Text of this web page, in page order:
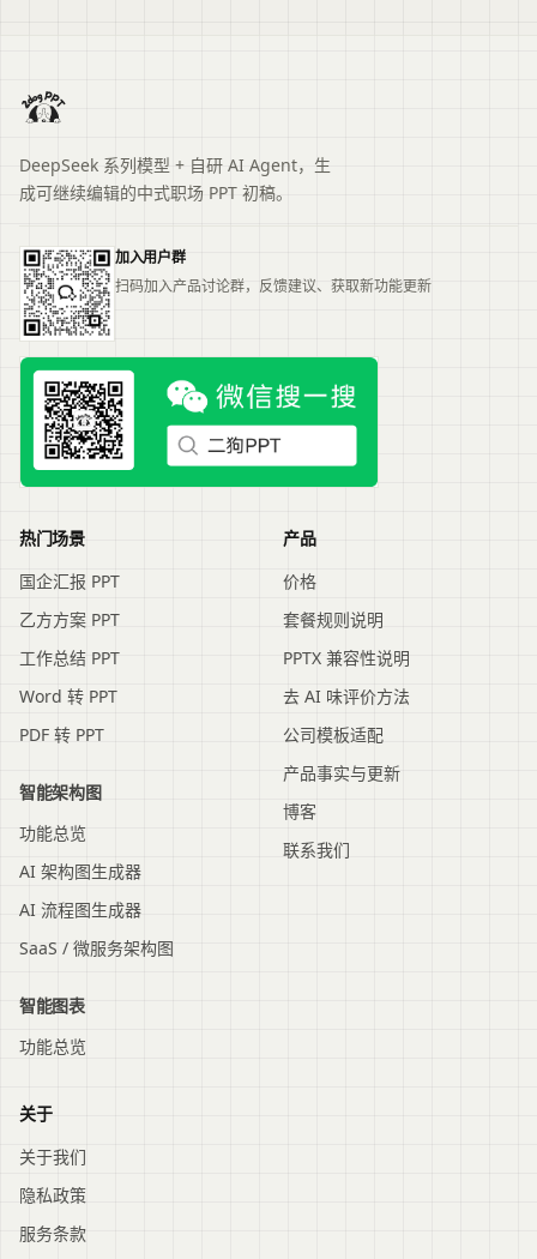
DeepSeek 系列模型 + 自研 AI Agent，生
成可继续编辑的中式职场 PPT 初稿。
加入用户群
扫码加入产品讨论群，反馈建议、获取新功能更新
热门场景
国企汇报 PPT
乙方方案 PPT
工作总结 PPT
Word 转 PPT
PDF 转 PPT
智能架构图
功能总览
AI 架构图生成器
AI 流程图生成器
SaaS / 微服务架构图
智能图表
功能总览
产品
价格
套餐规则说明
PPTX 兼容性说明
去 AI 味评价方法
公司模板适配
产品事实与更新
博客
联系我们
关于
关于我们
隐私政策
服务条款